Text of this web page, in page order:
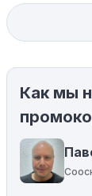
Уже со
вас товар
магазины
пытаетесь
Как мы